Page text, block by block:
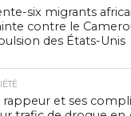
six migrants
contre le
des États-Unis
rappeur et ses